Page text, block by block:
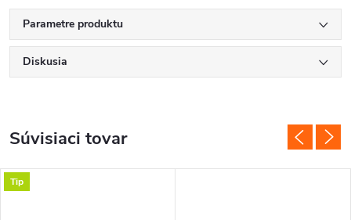
Parametre produktu
Diskusia
Súvisiaci tovar
Tip